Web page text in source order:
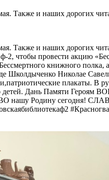
Также и наших дорогих
Также и наших дорогих
2, чтобы провести акцию
книжного
Школдыченко Николае
плакаты. В
детей. Дань Памяти
нашу Родину сегодня!